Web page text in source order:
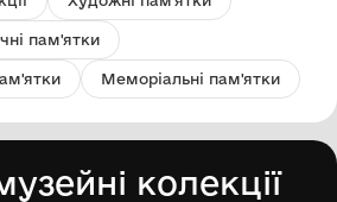
пам'ятки
Меморіальні пам'ятки
колекції